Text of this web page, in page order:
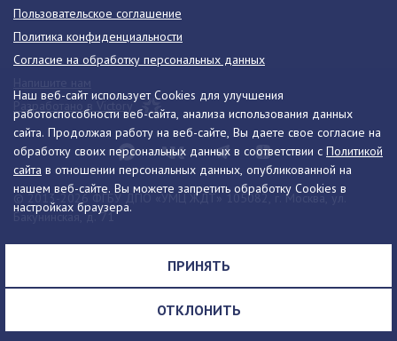
Наш веб-сайт использует Cookies для улучшения
работоспособности веб-сайта, анализа использования данных
сайта. Продолжая работу на веб-сайте, Вы даете свое согласие на
обработку своих персональных данных в соответствии с Политикой
сайта в отношении персональных данных, опубликованной на
нашем веб-сайте. Вы можете запретить обработку Cookies в
настройках браузера.
ПРИНЯТЬ
ОТКЛОНИТЬ
© 2013-2026 ФГБУ ДПО «УМЦ ЖДТ» 105082, г. Москва, ул.
Бакунинская, д. 71
Телефон:8 (495) 739-00-30 info@umczdt.ru
схема проезда
Пользовательское соглашение
Политика конфиденциальности
Согласие на обработку персональных данных
Разработано в Victory